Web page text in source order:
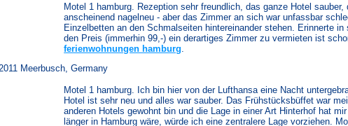
Motel 1 hamburg. Rezeption sehr freundlich, das ganze Hotel
anscheinend nagelneu - aber das Zimmer an sich war unfassbar
Einzelbetten an den Schmalseiten hintereinander stehen. Erinnerte
den Preis (immerhin 99,-) ein derartiges Zimmer zu vermieten ist
ferienwohnungen hamburg
Meerbusch, Germany
Motel 1 hamburg. Ich bin hier von der Lufthansa eine Nacht
Hotel ist sehr neu und alles war sauber. Das Frühstücksbüffet war
anderen Hotels gewohnt bin und die Lage in einer Art Hinterhof hat
länger in Hamburg wäre, würde ich eine zentralere Lage vorziehen.